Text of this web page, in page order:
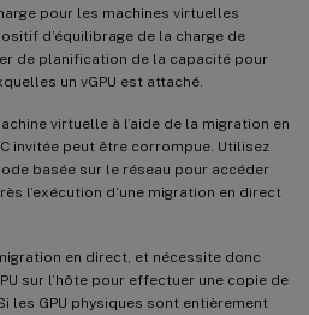
pour les machines virtuelles
d’équilibrage de la charge de
de planification de la capacité pour
un vGPU est attaché.
virtuelle à l’aide de la migration en
invitée peut être corrompue. Utilisez
basée sur le réseau pour accéder
l’exécution d’une migration en direct
en direct, et nécessite donc
sur l’hôte pour effectuer une copie de
les GPU physiques sont entièrement